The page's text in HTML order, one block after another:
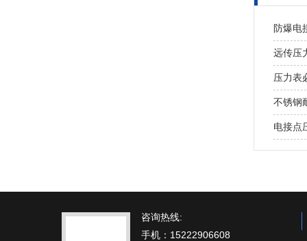
防爆电
远传压
压力表
不锈钢
电接点
咨询热线:
手机：15222906608